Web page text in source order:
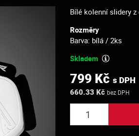
Bílé kolenní slidery
Rozměry
Barva: bílá / 2ks
Skladem
799 Kč s DPH
660.33 Kč bez DPH